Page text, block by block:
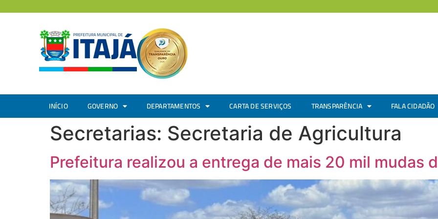
INÍCIO GOVERNO DEPARTAMENTOS CARTA DE SERVIÇOS TRANSPARÊNCIA FALA CIDADÃO
Secretarias: Secretaria de Agricultura
Prefeitura realizou a entrega de mais 20 mil mudas